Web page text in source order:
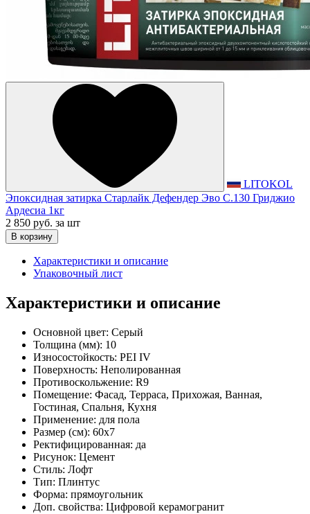
LITOKOL
Эпоксидная затирка Старлайк Дефендер Эво С.130 Гриджио
Ардесиа 1кг
2 850 руб. за шт
В корзину
Характеристики и описание
Упаковочный лист
Характеристики и описание
Основной цвет: Серый
Толщина (мм): 10
Износостойкость: PEI IV
Поверхность: Неполированная
Противоскольжение: R9
Помещение: Фасад, Терраса, Прихожая, Ванная,
Гостиная, Спальня, Кухня
Применение: для пола
Размер (см): 60x7
Ректифицированная: да
Рисунок: Цемент
Стиль: Лофт
Тип: Плинтус
Форма: прямоугольник
Доп. свойства: Цифровой керамогранит